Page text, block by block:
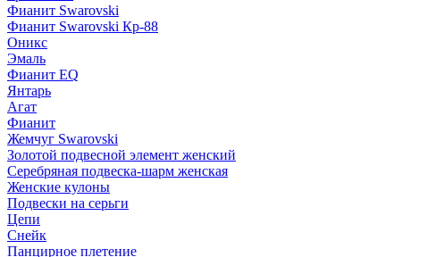
Фианит Swarovski
Фианит Swarovski Кр-88
Оникс
Эмаль
Фианит EQ
Янтарь
Агат
Фианит
Жемчуг Swarovski
Золотой подвесной элемент женcкий
Серебряная подвеска-шарм женская
Женские кулоны
Подвески на серьги
Цепи
Снейк
Панцирное плетение